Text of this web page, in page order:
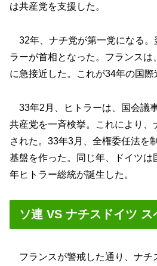
は共産党を支援した。
32年、ナチ党が第一党になる。
ラーが首相となった。フランスは
に急接近した。これが34年の国際
33年2月、ヒトラーは、国会議
共産党を一斉検挙。これにより、
された。33年3月、全権委任法を
基盤を作った。同じ年、ドイツは
年ヒトラー総統が誕生した。
ソ連 VS ナチスドイツ ス
フランスが警戒した通り、ナチ